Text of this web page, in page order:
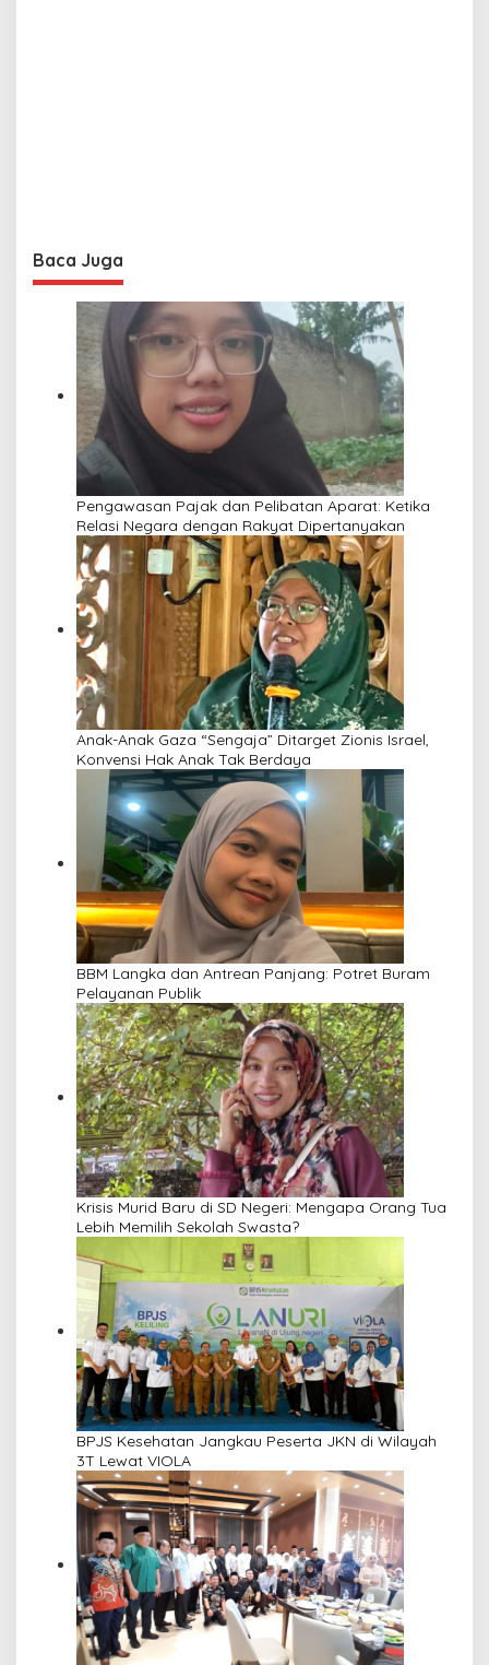
Baca Juga
Pengawasan Pajak dan Pelibatan Aparat: Ketika
Relasi Negara dengan Rakyat Dipertanyakan
Anak-Anak Gaza “Sengaja” Ditarget Zionis Israel,
Konvensi Hak Anak Tak Berdaya
BBM Langka dan Antrean Panjang: Potret Buram
Pelayanan Publik
Krisis Murid Baru di SD Negeri: Mengapa Orang Tua
Lebih Memilih Sekolah Swasta?
BPJS Kesehatan Jangkau Peserta JKN di Wilayah
3T Lewat VIOLA